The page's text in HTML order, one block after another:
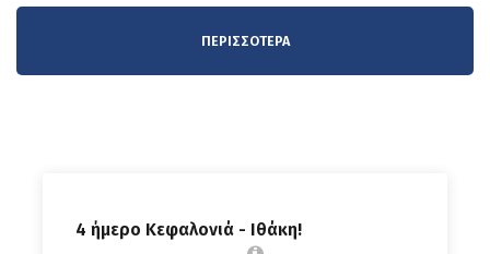
4 ήμερο Κεφαλονιά - Ιθάκη!
Συγκέντρωση στο λιμάνι του Ηρακλείου.
ΠΕΡΙΣΣΌΤΕΡΑ